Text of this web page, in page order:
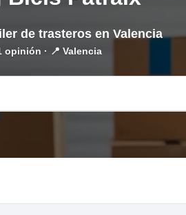
de trasteros en Valencia
opinión · 📍 Valencia